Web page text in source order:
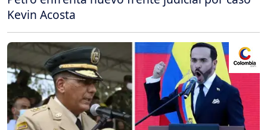
Kevin Acosta